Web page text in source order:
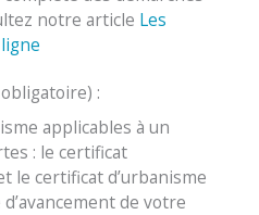
notre article Les
:
applicables à un
: le certificat
le certificat d’urbanisme
de votre